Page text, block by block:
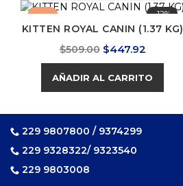
-12%
-12%
KITTEN ROYAL CANIN (1.37 KG)
Precio
base
$509.00 Precio
$447.92
AÑADIR AL CARRITO
229 9807800 / 9374299
229 9328322/ 9323540
229 9803008